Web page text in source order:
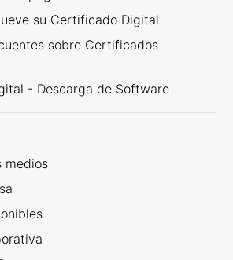
su Certificado Digital
sobre Certificados
- Descarga de Software
medios